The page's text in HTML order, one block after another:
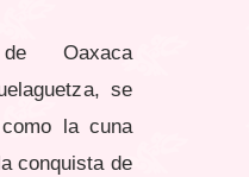
Oaxaca
se
la cuna
conquista de